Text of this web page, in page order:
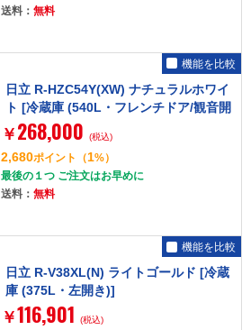
送料： 無料
日立 R-HZC54Y(XW) ナチュラルホワイ
ト [冷蔵庫 (540L・フレンチドア/観音開
き)]
￥ 268,000 (税込)
2,680ポイント （1%）
最後の１つ ご注文はお早めに
送料： 無料
機能を比較
日立 R-V38XL(N) ライトゴールド [冷蔵
庫 (375L・左開き)]
￥116,901 (税込)
機能を比較